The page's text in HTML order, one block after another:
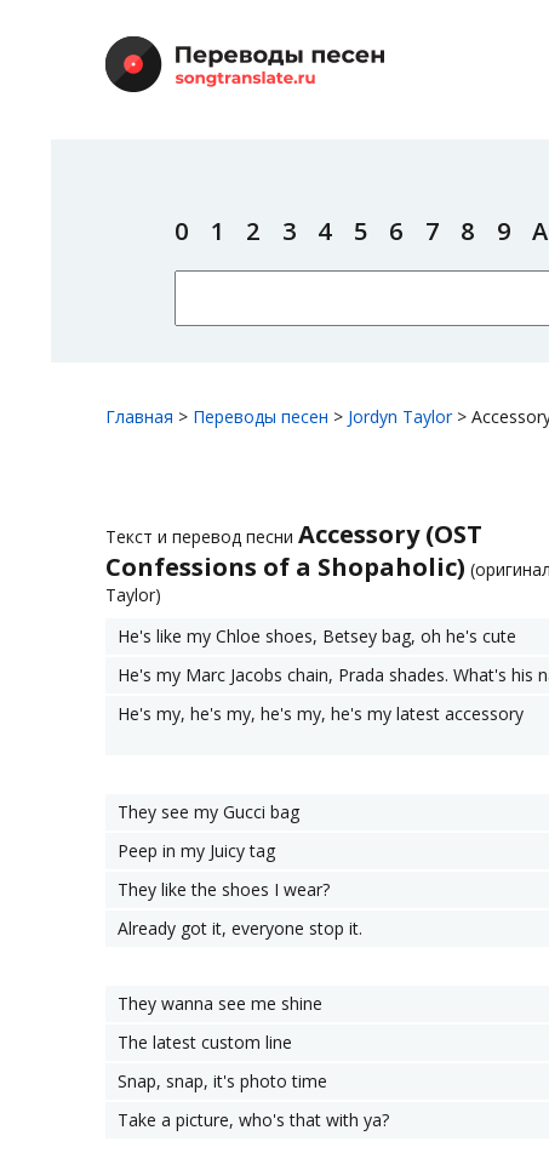
0 1 2 3 4 5 6 7 8 9 A
Главная > Переводы песен > Jordyn Taylor>
Текст и перевод песни Accessory (OST
Confessions of a Shopaholic)
Taylor)
He's like my Chloe shoes, Betsey bag, oh he's cute
He's my Marc Jacobs chain, Prada shades. What's his
He's my, he's my, he's my, he's my latest accessory
They see my Gucci bag
Peep in my Juicy tag
They like the shoes I wear?
Already got it, everyone stop it.
They wanna see me shine
The latest custom line
Snap, snap, it's photo time
Take a picture, who's that with ya?